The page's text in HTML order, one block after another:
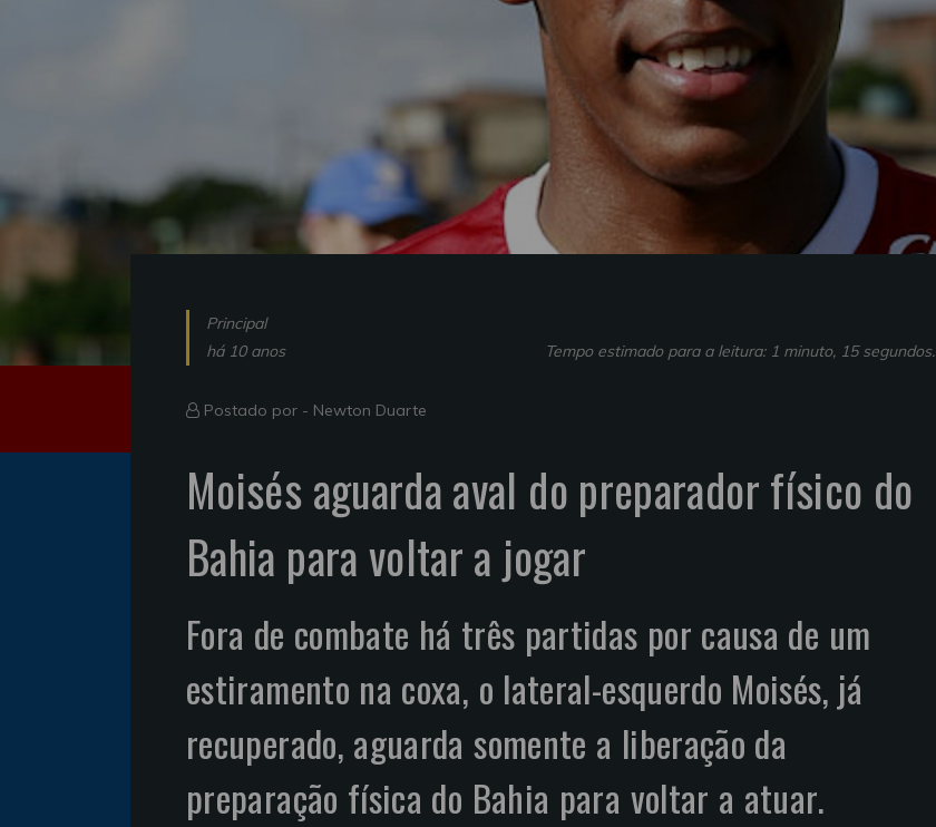
Principal
há 10 anos
Tempo estimado para a leitura: 1 minuto, 15 segundos.
Postado por - Newton Duarte
Moisés aguarda aval do preparador físico do
Bahia para voltar a jogar
Fora de combate há três partidas por causa de um
estiramento na coxa, o lateral-esquerdo Moisés, já
recuperado, aguarda somente a liberação da
preparação física do Bahia para voltar a atuar.